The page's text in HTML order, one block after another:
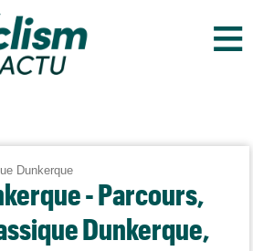
≡
Dunkerque
- Parcours,
Dunkerque,